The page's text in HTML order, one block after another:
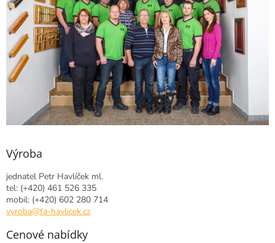
Výroba
jednatel Petr Havlíček ml.
tel: (+420) 461 526 335
mobil: (+420) 602 280 714
vyroba@fa-havlicek.cz
Cenové nabídky